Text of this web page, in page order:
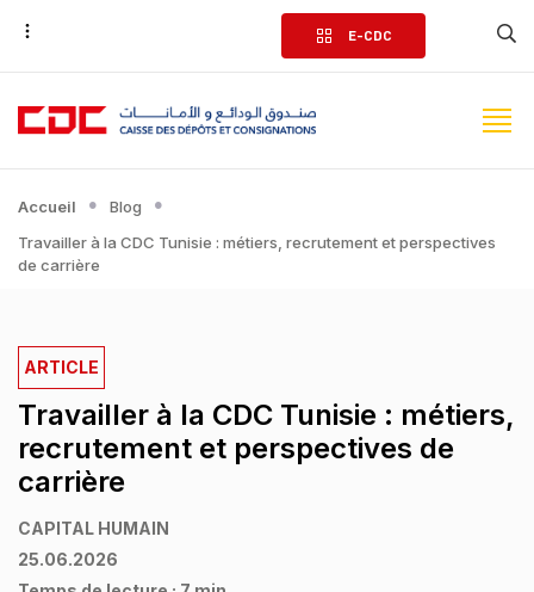
Aller
contenu
principal
E-CDC
Accueil
Blog
Travailler à la CDC Tunisie : métiers, recrutement et perspectives
de carrière
ARTICLE
Travailler à la CDC Tunisie : métiers,
recrutement et perspectives de
carrière
CAPITAL HUMAIN
25.06.2026